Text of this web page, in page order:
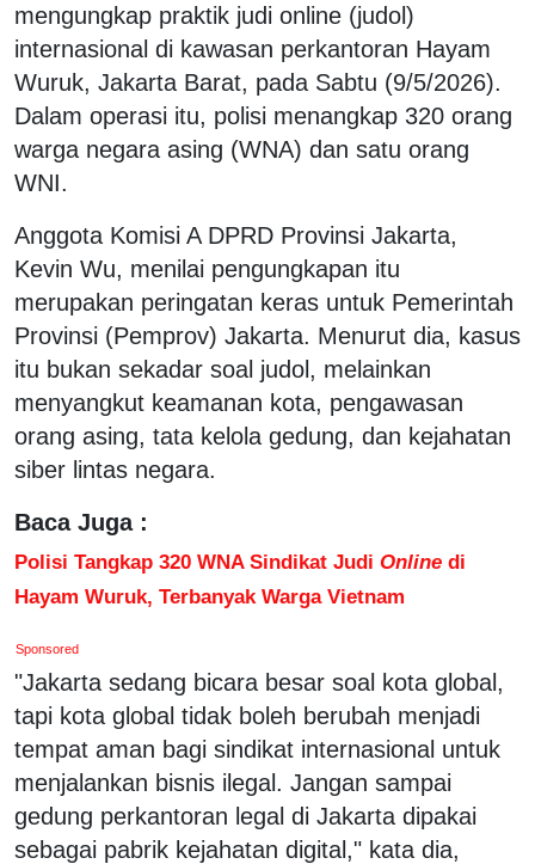
mengungkap praktik judi online (judol)
internasional di kawasan perkantoran Hayam
Wuruk, Jakarta Barat, pada Sabtu (9/5/2026).
Dalam operasi itu, polisi menangkap 320 orang
warga negara asing (WNA) dan satu orang
WNI.
Anggota Komisi A DPRD Provinsi Jakarta,
Kevin Wu, menilai pengungkapan itu
merupakan peringatan keras untuk Pemerintah
Provinsi (Pemprov) Jakarta. Menurut dia, kasus
itu bukan sekadar soal judol, melainkan
menyangkut keamanan kota, pengawasan
orang asing, tata kelola gedung, dan kejahatan
siber lintas negara.
Baca Juga :
Polisi Tangkap 320 WNA Sindikat Judi Online di
Hayam Wuruk, Terbanyak Warga Vietnam
Sponsored
"Jakarta sedang bicara besar soal kota global,
tapi kota global tidak boleh berubah menjadi
tempat aman bagi sindikat internasional untuk
menjalankan bisnis ilegal. Jangan sampai
gedung perkantoran legal di Jakarta dipakai
sebagai pabrik kejahatan digital," kata dia,